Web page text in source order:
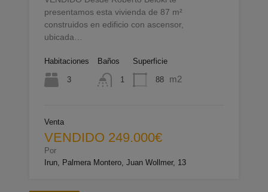
presentamos esta vivienda de 87 m²
construidos en edificio con ascensor,
ubicada…
Habitaciones
3
Baños
1
Superficie
88 m2
Venta
VENDIDO 249.000€
Por
Irun, Palmera Montero, Juan Wollmer, 13